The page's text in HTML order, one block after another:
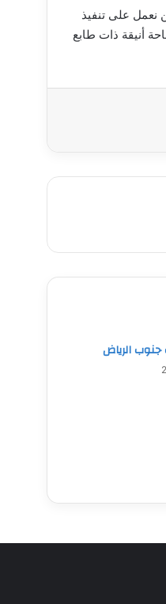
نعمل على تنفيذ
أنيقة ذات طابع
الرياض